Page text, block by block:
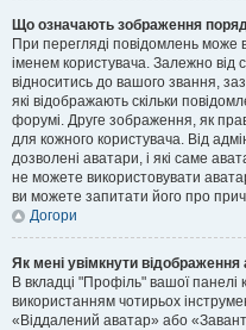
Що означають зображення
При перегляді повідомлень
іменем користувача. Залежно
відноситись до вашого звання,
які відображають скільки
форумі. Друге зображення, як
для кожного користувача. Від
дозволені аватари, і які саме
не можете використовувати
ви можете запитати його про
Догори
Як мені увімкнути відображення
В вкладці "Профіль" вашої
використанням чотирьох
«Віддалений аватар» або